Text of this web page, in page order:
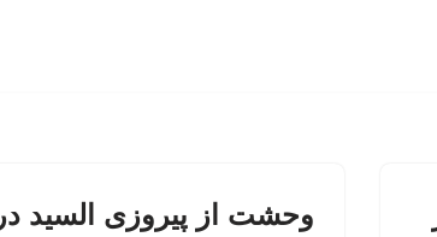
وحشت از پیروزی السید در